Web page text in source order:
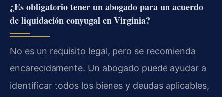
¿Es obligatorio tener un abogado para un acuerdo
de liquidación conyugal en Virginia?
No es un requisito legal, pero se recomienda
encarecidamente. Un abogado puede ayudar a
identificar todos los bienes y deudas aplicables,